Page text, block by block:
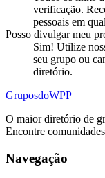
verificação.
pessoais em
Posso divulgar meu
Sim! Utilize
seu grupo ou
diretório.
GruposdoWPP
O maior diretório de
Encontre
Navegação